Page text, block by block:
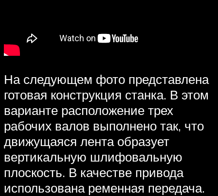
На следующем фото представлена
готовая конструкция станка. В этом
варианте расположение трех
рабочих валов выполнено так, что
движущаяся лента образует
вертикальную шлифовальную
плоскость. В качестве привода
использована ременная передача.